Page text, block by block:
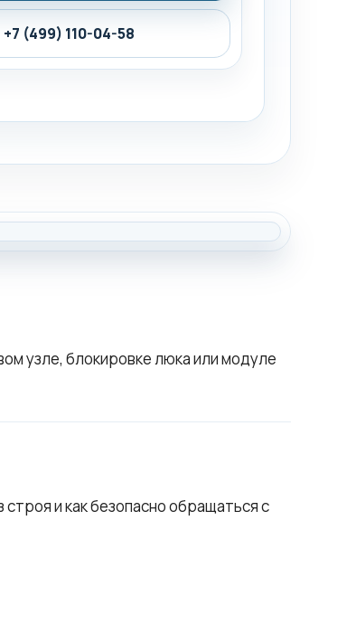
+7 (499) 110-04-58
узле, блокировке люка или модуле
и как безопасно обращаться с